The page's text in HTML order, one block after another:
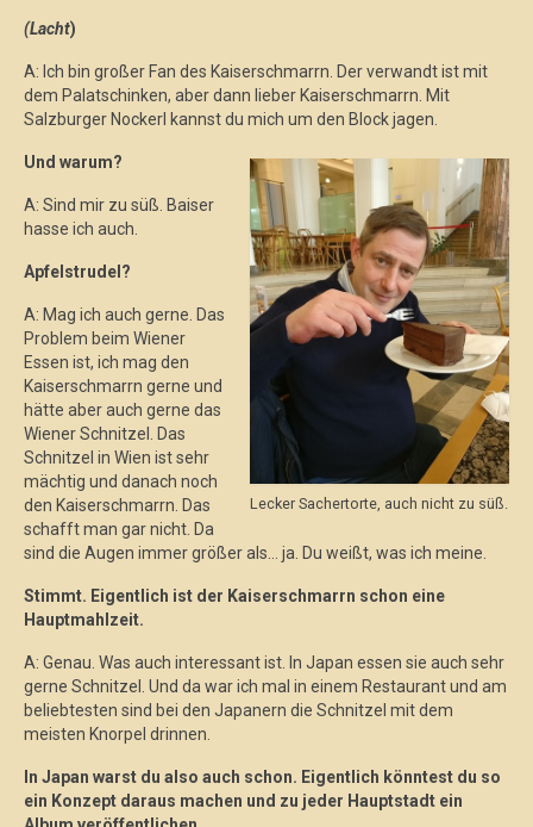
(Lacht)
A: Ich bin großer Fan des Kaiserschmarrn. Der verwandt ist mit
dem Palatschinken, aber dann lieber Kaiserschmarrn. Mit
Salzburger Nockerl kannst du mich um den Block jagen.
Lecker Sachertorte, auch nicht zu süß.
Und warum?
A: Sind mir zu süß. Baiser
hasse ich auch.
Apfelstrudel?
A: Mag ich auch gerne. Das
Problem beim Wiener
Essen ist, ich mag den
Kaiserschmarrn gerne und
hätte aber auch gerne das
Wiener Schnitzel. Das
Schnitzel in Wien ist sehr
mächtig und danach noch
den Kaiserschmarrn. Das
schafft man gar nicht. Da
sind die Augen immer größer als… ja. Du weißt, was ich meine.
Stimmt. Eigentlich ist der Kaiserschmarrn schon eine
Hauptmahlzeit.
A: Genau. Was auch interessant ist. In Japan essen sie auch sehr
gerne Schnitzel. Und da war ich mal in einem Restaurant und am
beliebtesten sind bei den Japanern die Schnitzel mit dem
meisten Knorpel drinnen.
In Japan warst du also auch schon. Eigentlich könntest du so
ein Konzept daraus machen und zu jeder Hauptstadt ein